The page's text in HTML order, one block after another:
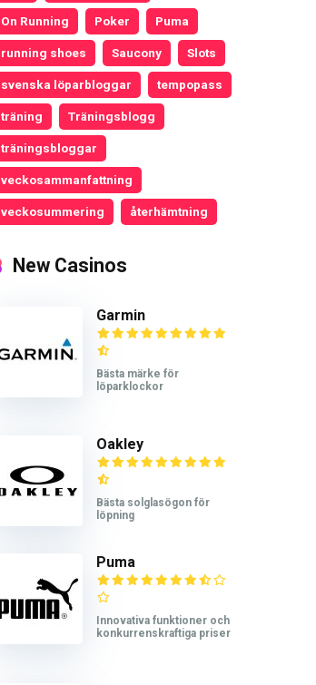
On Running Poker Puma
running shoes Saucony Slots
svenska löparbloggar tempopass
träning Träningsblogg
träningsbloggar
veckosammanfattning
veckosummering återhämtning
New Casinos
Garmin
Bästa märke för
löparklockor
Oakley
Bästa solglasögon för
löpning
Puma
Innovativa funktioner och
konkurrenskraftiga priser